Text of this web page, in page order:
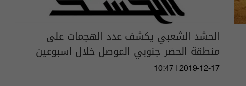
الحشد الشعبي يكشف عدد الهجمات على
منطقة الحضر جنوبي الموصل خلال اسبوعين
10:47 | 2019-12-17